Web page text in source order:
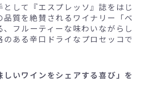
として『エスプレッソ』誌をはじ
品質を絶賛されるワイナリー「ベ
、フルーティーな味わいながらし
のある辛口ドライなプロセッコで
しいワインをシェアする喜び」を